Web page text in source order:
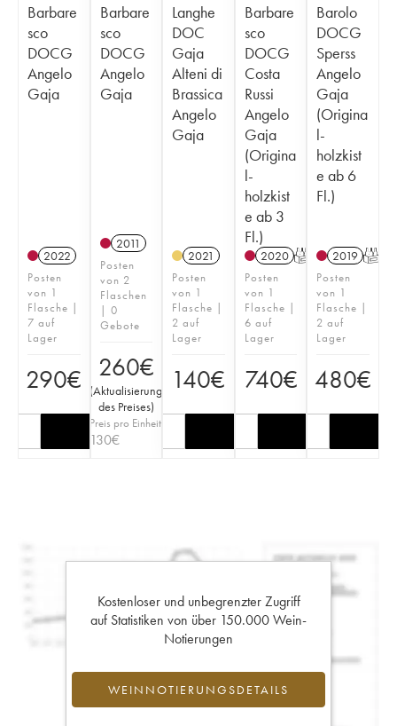
Barbare
sco
DOCG
Angelo
Gaja
2022
Posten
von 1
Flasche |
7 auf
Lager
290€
Barbare
sco
DOCG
Angelo
Gaja
2011
Posten
von 2
Flaschen
| 0
Gebote
260€
(Aktualisierung
des Preises)
Preis pro Einheit
130€
Langhe
DOC
Gaja
Alteni di
Brassica
Angelo
Gaja
2021
Posten
von 1
Flasche |
2 auf
Lager
140€
Barbare
sco
DOCG
Costa
Russi
Angelo
Gaja
(Origina
l-
holzkist
e ab 3
Fl.)
2020 T
Posten
von 1
Flasche |
6 auf
Lager
740€
Barolo
DOCG
Sperss
Angelo
Gaja
(Origina
l-
holzkist
e ab 6
Fl.)
2019 T
Posten
von 1
Flasche |
2 auf
Lager
480€
Kostenloser und unbegrenzter Zugriff
auf Statistiken von über 150.000 Wein-
Notierungen
WEINNOTIERUNGSDETAILS